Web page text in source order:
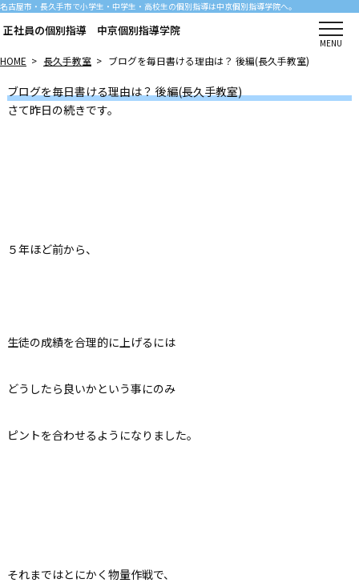
名古屋市・長久手市で小学生・中学生・高校生の個別指導は中京個別指導学院へ。
正社員の個別指導 中京個別指導学院
MENU
HOME > 長久手教室 > ブログを毎日書ける理由は？ 後編(長久手教室)
ブログを毎日書ける理由は？ 後編(長久手教室)
さて昨日の続きです。
５年ほど前から、
生徒の成績を合理的に上げるには
どうしたら良いかという事にのみ
ピントを合わせるようになりました。
それまではとにかく物量作戦で、